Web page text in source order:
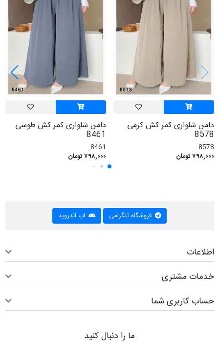
دامن شلواری کمر کش کرمی
8578
8578
۷۹۸,۰۰۰ تومان
دامن شلواری کمر کش طوسی
8461
8461
۷۹۸,۰۰۰ تومان
فروشگاه تلگرامی اپ اندروید
اطلاعات
خدمات مشتری
حساب کاربری شما
ما را دنبال کنید